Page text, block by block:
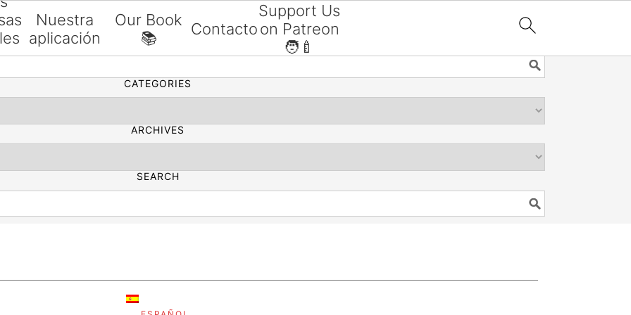
SEARCH
CATEGORIES
ARCHIVES
SEARCH
Nuestra
aplicación
Our Book
📚
Contacto
Support Us
on Patreon
🧑‍🍼